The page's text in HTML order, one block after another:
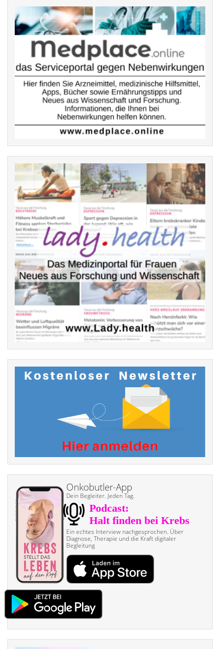
Onkobutler-App
Dein Begleiter. Jeden Tag.
Ein echtes Interview nach­gesprochen. Über
Diagnose, Therapie und die Kraft digitaler
Begleitung